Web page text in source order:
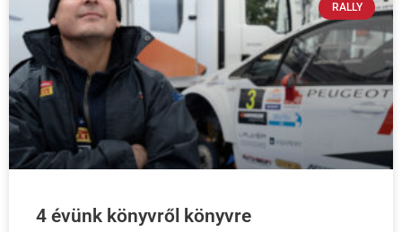
RALLY
4 évünk könyvről könyvre